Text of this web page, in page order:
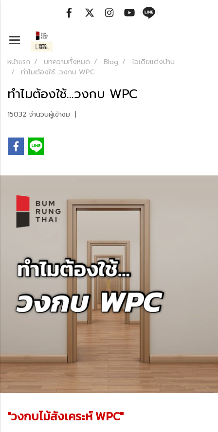
หน้าแรก บทความทั้งหมด Blog
ไอเดียแต่งบ้าน
ทำไมต้องใช้...วงกบ WPC
ทำไมต้องใช้...วงกบ WPC
15032 จำนวนผู้เข้าชม |
"วงกบไม้สังเคระห์ WPC"